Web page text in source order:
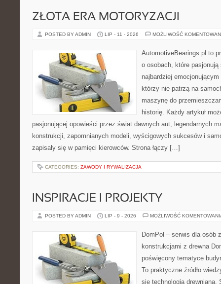
ZŁOTA ERA MOTORYZACJI
POSTED BY ADMIN LIP - 11 - 2026 MOŻLIWOŚĆ
AutomotiveBearings.pl to
o osobach, które
najbardziej
którzy nie patrzą na
maszynę do
historię. Każdy artykuł
pasjonującej opowieści przez świat dawnych aut, legendarnych
konstrukcji, zapomnianych modeli, wyścigowych sukcesów i
zapisały się w pamięci kierowców. Strona łączy […]
CATEGORIES: ZAWODY I RYWALIZACJA
INSPIRACJE I PROJEKTY
POSTED BY ADMIN LIP - 9 - 2026 MOŻLIWOŚĆ
DomPol – serwis dla osób
konstrukcjami z drewna
poświęcony tematyce
To praktyczne źródło
się technologią drewnianą.